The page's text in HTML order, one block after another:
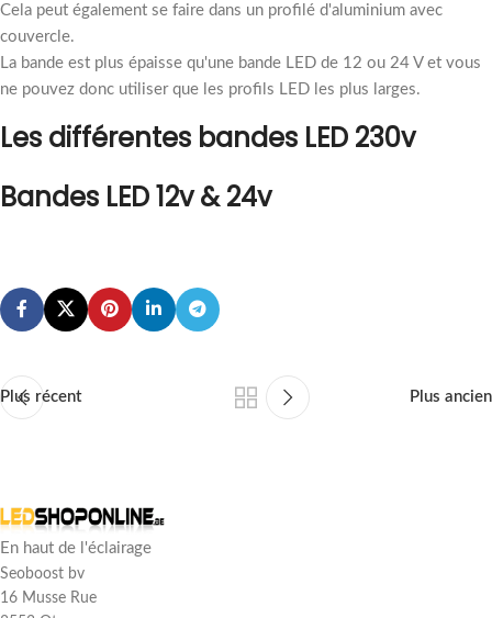
Cela peut également se faire dans un profilé d'aluminium avec
couvercle.
La bande est plus épaisse qu'une bande LED de 12 ou 24 V et vous
ne pouvez donc utiliser que les profils LED les plus larges.
Les différentes bandes LED 230v
Bandes LED 12v & 24v
Plus récent Plus ancien
En haut de l'éclairage
Seoboost bv
16 Musse Rue